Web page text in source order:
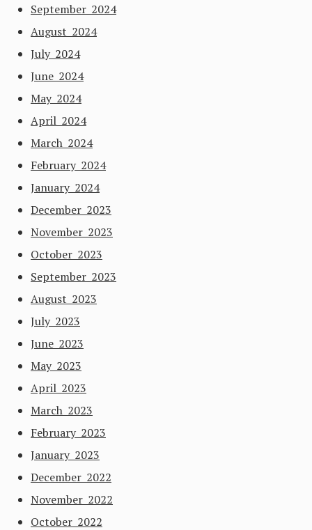
September 2024
August 2024
July 2024
June 2024
May 2024
April 2024
March 2024
February 2024
January 2024
December 2023
November 2023
October 2023
September 2023
August 2023
July 2023
June 2023
May 2023
April 2023
March 2023
February 2023
January 2023
December 2022
November 2022
October 2022